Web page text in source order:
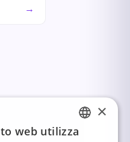
→
×
web utilizza